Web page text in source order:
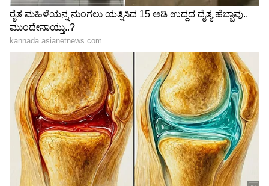
ಸತ್ಯ ಹೇಳಲು ಮುಂದಾದ ಕುಚುಕು
ದೋಸ್ತ್ ವಿನಯ್, ರವಿಶಂಕರ್!
ಸ್ನೇಹಿತ 14ನೇ ಆರೋಪಿ
ನ್ಯಾಯಾಲಯದಲ್ಲಿ ಅರ್ಜಿ!
LATEST VIDEOS
"ರಾಜಕೀಯ ಬೇಡ, ಸಿನಿಮಾನೇ ಪ್ರಾಣ":
ಕನಕೋತ್ಸವದಲ್ಲಿ ರಿಷಬ್ ಶೆಟ್ಟಿ | Rishab
Shetty speech | Suvarna News
ಶೇ.50 ರಿಂದ ಶೇ.18 ಕ್ಕೆ TAX ಇಳಿಕೆ: ಮೋದಿ-
ಟ್ರಂಪ್ ಐತಿಹಾಸಿಕ ಒಪ್ಪಂದ | India US
Trade Deal | Party Rounds